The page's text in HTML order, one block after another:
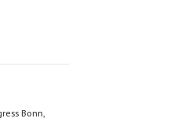
Bonn,